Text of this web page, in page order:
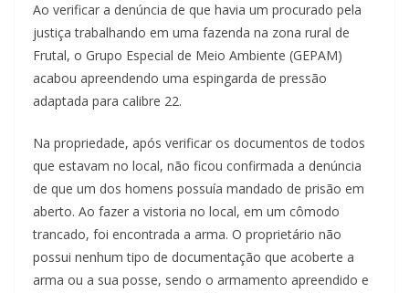
Ao verificar a denúncia de que havia um procurado pela
justiça trabalhando em uma fazenda na zona rural de
Frutal, o Grupo Especial de Meio Ambiente (GEPAM)
acabou apreendendo uma espingarda de pressão
adaptada para calibre 22.
Na propriedade, após verificar os documentos de todos
que estavam no local, não ficou confirmada a denúncia
de que um dos homens possuía mandado de prisão em
aberto. Ao fazer a vistoria no local, em um cômodo
trancado, foi encontrada a arma. O proprietário não
possui nenhum tipo de documentação que acoberte a
arma ou a sua posse, sendo o armamento apreendido e